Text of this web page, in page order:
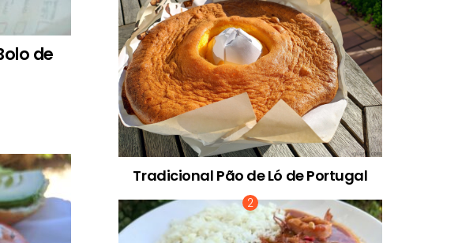
de
Tradicional Pão de Ló de Portugal